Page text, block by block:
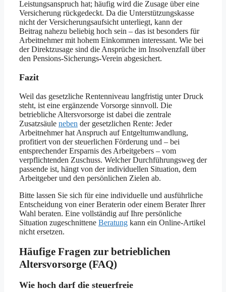
Leistungsanspruch hat; häufig wird die Zusage über eine
Versicherung rückgedeckt. Da die Unterstützungskasse
nicht der Versicherungsaufsicht unterliegt, kann der
Beitrag nahezu beliebig hoch sein – das ist besonders für
Arbeitnehmer mit hohem Einkommen interessant. Wie bei
der Direktzusage sind die Ansprüche im Insolvenzfall über
den Pensions-Sicherungs-Verein abgesichert.
Fazit
Weil das gesetzliche Rentenniveau langfristig unter Druck
steht, ist eine ergänzende Vorsorge sinnvoll. Die
betriebliche Altersvorsorge ist dabei die zentrale
Zusatzsäule neben der gesetzlichen Rente: Jeder
Arbeitnehmer hat Anspruch auf Entgeltumwandlung,
profitiert von der steuerlichen Förderung und – bei
entsprechender Ersparnis des Arbeitgebers – vom
verpflichtenden Zuschuss. Welcher Durchführungsweg der
passende ist, hängt von der individuellen Situation, dem
Arbeitgeber und den persönlichen Zielen ab.
Bitte lassen Sie sich für eine individuelle und ausführliche
Entscheidung von einer Beraterin oder einem Berater Ihrer
Wahl beraten. Eine vollständig auf Ihre persönliche
Situation zugeschnittene Beratung kann ein Online-Artikel
nicht ersetzen.
Häufige Fragen zur betrieblichen
Altersvorsorge (FAQ)
Wie hoch darf die steuerfreie